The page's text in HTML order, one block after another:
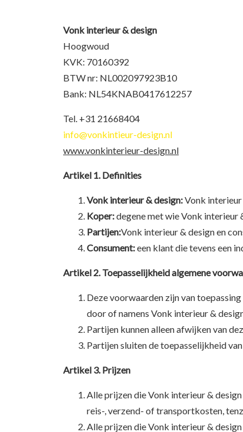
Vonk interieur & design
Hoogwoud
KVK: 70160392
BTW nr: NL002097923B10
Bank: NL54KNAB0417612257
Tel. +31 21668404
info@vonkintieur-design.nl
www.vonkinterieur-design.nl
Artikel 1. Definities
Vonk interieur & design:Vonk
Koper:degene met wie Vonk interieur
Partijen:Vonk interieur & design en
Consument:een klant die tevens een
Artikel 2. Toepasselijkheid algemene
Deze voorwaarden zijn van
door of namens Vonk interieur &
Partijen kunnen alleen afwijken van
Partijen sluiten de toepasselijkheid
Artikel 3. Prijzen
Alle prijzen die Vonk interieur &
reis-, verzend- of transportkosten,
Alle prijzen die Vonk interieur &